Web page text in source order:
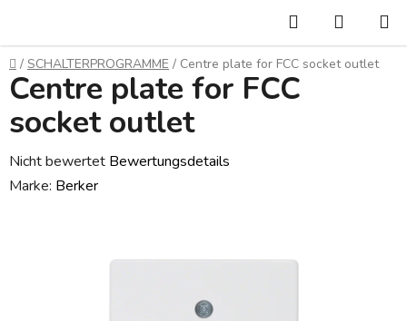
springen
Suchen
Startseite
/ SCHALTERPROGRAMME / Centre plate for FCC socket outlet
Centre plate for FCC
socket outlet
Die
durchschnittliche
Nicht bewertet Bewertungsdetails
Marke: Berker